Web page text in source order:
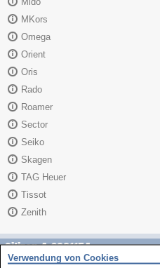
MKors
Omega
Orient
Oris
Rado
Roamer
Sector
Seiko
Skagen
TAG Heuer
Tissot
Zenith
Citizen 4-S021154
Verwendung von Cookies